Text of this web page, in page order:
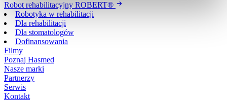
Robot rehabilitacyjny ROBERT®
Robotyka w rehabilitacji
Dla rehabilitacji
Dla stomatologów
Dofinansowania
Filmy
Poznaj Hasmed
Nasze marki
Partnerzy
Serwis
Kontakt